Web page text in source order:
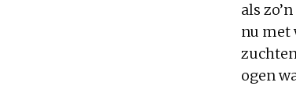
als
nu met
ogen